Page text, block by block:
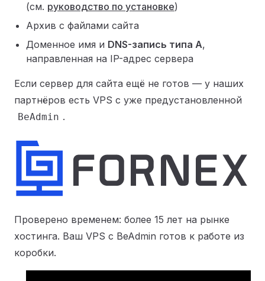
(см. руководство по установке)
Архив с файлами сайта
Доменное имя и DNS-запись типа A,
направленная на IP-адрес сервера
Если сервер для сайта ещё не готов — у наших
партнёров есть VPS с уже предустановленной
BeAdmin .
Проверено временем: более 15 лет на рынке
хостинга. Ваш VPS с BeAdmin готов к работе из
коробки.